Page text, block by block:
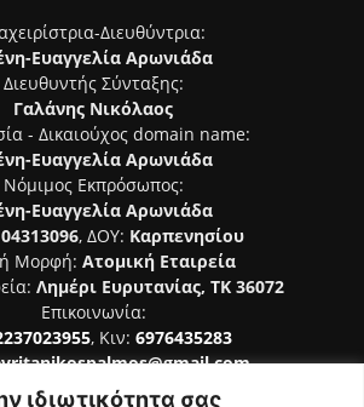
ιδιωτικότητα σας
Διευθύντρια:
Ευαγγελία Αρωνιάδα
Διευθυντής Σύνταξης:
Γαλάνης Νικόλαος
- Δικαιούχος domain name:
Ευαγγελία Αρωνιάδα
Νόμιμος Εκπρόσωπος:
Ευαγγελία Αρωνιάδα
, ΔΟΥ: Καρπενησίου
Μορφή: Ατομική Εταιρεία
Λημέρι Ευρυτανίας, ΤΚ 36072
Επικοινωνία:
, Κιν: 6976435283